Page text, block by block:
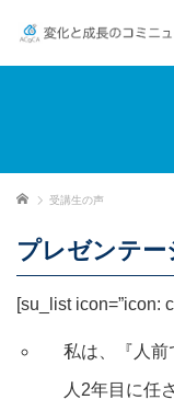
ホーム 受講生の声
プレゼンテ
[su_list icon=”icon:
私は、『人前
人2年目に任